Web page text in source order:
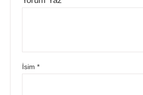
İsim*